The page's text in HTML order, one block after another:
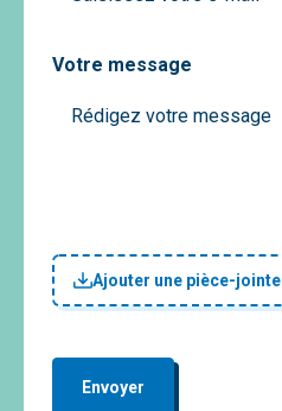
Votre message
Ajouter une pièce-jointe
Envoyer